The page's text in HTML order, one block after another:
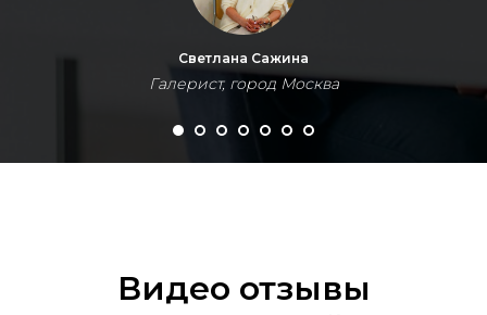
Светлана Сажина
Галерист, город Москва
Видео отзывы